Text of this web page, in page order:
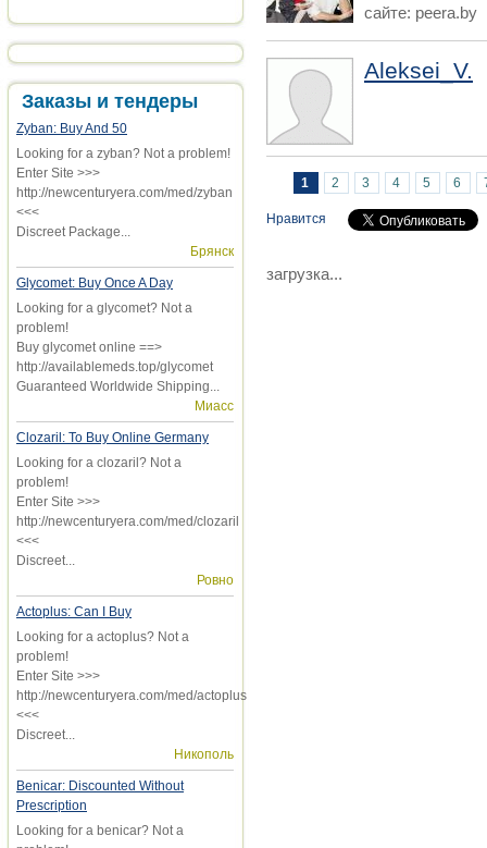
Заказы и тендеры
Zyban: Buy And 50
Looking for a zyban? Not a problem!
Enter Site >>>
http://newcenturyera.com/med/zyban
<<<
Discreet Package...
Брянск
Glycomet: Buy Once A Day
Looking for a glycomet? Not a
problem!
Buy glycomet online ==>
http://availablemeds.top/glycomet
Guaranteed Worldwide Shipping...
Миасс
Clozaril: To Buy Online Germany
Looking for a clozaril? Not a
problem!
Enter Site >>>
http://newcenturyera.com/med/clozaril
<<<
Discreet...
Ровно
Actoplus: Can I Buy
Looking for a actoplus? Not a
problem!
Enter Site >>>
http://newcenturyera.com/med/actoplus
<<<
Discreet...
Никополь
Benicar: Discounted Without
Prescription
Looking for a benicar? Not a
сайте: peera.by
Aleksei_V.
Страницы
1 2 3 4 5 6
Нравится
загрузка...